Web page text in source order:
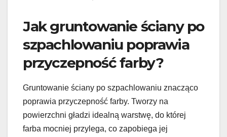
Jak gruntowanie ściany po
szpachlowaniu poprawia
przyczepność farby?
Gruntowanie ściany po szpachlowaniu znacząco
poprawia przyczepność farby. Tworzy na
powierzchni gładzi idealną warstwę, do której
farba mocniej przylega, co zapobiega jej